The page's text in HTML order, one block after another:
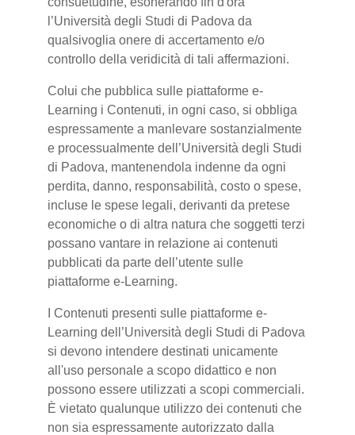
l’Università degli Studi di Padova da
qualsivoglia onere di accertamento e/o
controllo della veridicità di tali affermazioni.
Colui che pubblica sulle piattaforme e-
Learning i Contenuti, in ogni caso, si obbliga
espressamente a manlevare sostanzialmente
e processualmente dell’Università degli Studi
di Padova, mantenendola indenne da ogni
perdita, danno, responsabilità, costo o spese,
incluse le spese legali, derivanti da pretese
economiche o di altra natura che soggetti terzi
possano vantare in relazione ai contenuti
pubblicati da parte dell’utente sulle
piattaforme e-Learning.
I Contenuti presenti sulle piattaforme e-
Learning dell’Università degli Studi di Padova
si devono intendere destinati unicamente
all'uso personale a scopo didattico e non
possono essere utilizzati a scopi commerciali.
È vietato qualunque utilizzo dei contenuti che
non sia espressamente autorizzato dalla